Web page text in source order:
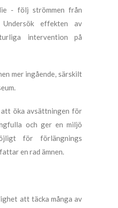
- följ strömmen från
effekten av
intervention på
mer ingående, särskilt
öka avsättningen för
och ger en miljö
för förlängnings
en rad ämnen.
att täcka många av